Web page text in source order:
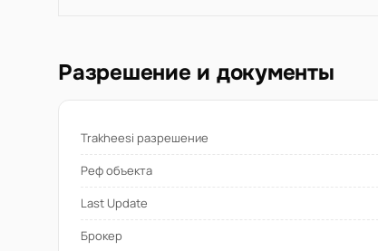
Разрешение и документы
Trakheesi разрешение
Реф объекта
Last Update
Брокер